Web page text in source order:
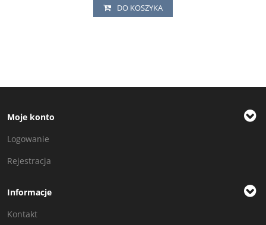
DO KOSZYKA
Moje konto
Logowanie
Rejestracja
Informacje
Kontakt